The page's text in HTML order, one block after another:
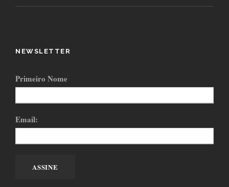
NEWSLETTER
Primeiro Nome
Email: